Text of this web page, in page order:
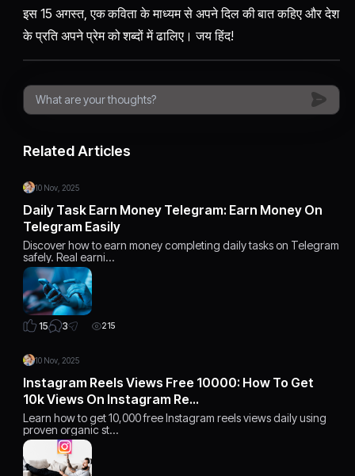
इस 15 अगस्त, एक कविता के माध्यम से अपने दिल की बात कहिए और देश
के प्रति अपने प्रेम को शब्दों में ढालिए। जय हिंद!
Related Articles
10 Nov, 2025
Daily Task Earn Money Telegram: Earn Money On
Telegram Easily
Discover how to earn money completing daily tasks on Telegram
safely. Real earni…
15 3 215
10 Nov, 2025
Instagram Reels Views Free 10000: How To Get
10k Views On Instagram Re…
Learn how to get 10,000 free Instagram reels views daily using
proven organic st…